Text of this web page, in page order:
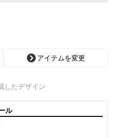
アイテムを変更
したデザイン
ル